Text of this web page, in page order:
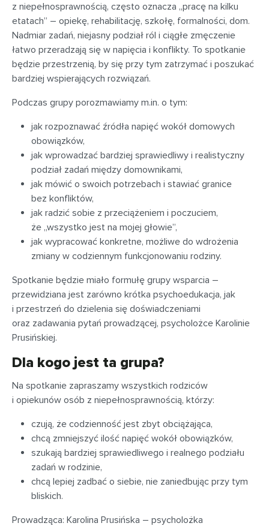
z niepełnosprawnością, często oznacza „pracę na kilku
etatach” – opiekę, rehabilitację, szkołę, formalności, dom.
Nadmiar zadań, niejasny podział ról i ciągłe zmęczenie
łatwo przeradzają się w napięcia i konflikty. To spotkanie
będzie przestrzenią, by się przy tym zatrzymać i poszukać
bardziej wspierających rozwiązań.
Podczas grupy porozmawiamy m.in. o tym:
jak rozpoznawać źródła napięć wokół domowych
obowiązków,
jak wprowadzać bardziej sprawiedliwy i realistyczny
podział zadań między domownikami,
jak mówić o swoich potrzebach i stawiać granice
bez konfliktów,
jak radzić sobie z przeciążeniem i poczuciem,
że „wszystko jest na mojej głowie”,
jak wypracować konkretne, możliwe do wdrożenia
zmiany w codziennym funkcjonowaniu rodziny.
Spotkanie będzie miało formułę grupy wsparcia –
przewidziana jest zarówno krótka psychoedukacja, jak
i przestrzeń do dzielenia się doświadczeniami
oraz zadawania pytań prowadzącej, psycholożce Karolinie
Prusińskiej.
Dla kogo jest ta grupa?
Na spotkanie zapraszamy wszystkich rodziców
i opiekunów osób z niepełnosprawnością, którzy:
czują, że codzienność jest zbyt obciążająca,
chcą zmniejszyć ilość napięć wokół obowiązków,
szukają bardziej sprawiedliwego i realnego podziału
zadań w rodzinie,
chcą lepiej zadbać o siebie, nie zaniedbując przy tym
bliskich.
Prowadząca: Karolina Prusińska – psycholożka